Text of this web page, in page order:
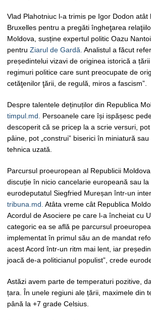
Vlad Plahotniuc l-a trimis pe Igor Dodon atât
Bruxelles pentru a pregăti îngheţarea
Moldova, susține expertul politic Oazu
pentru Ziarul de Gardă. Analistul a făcut
președintelui vizavi de originea istorică a
regimuri politice care sunt preocupate de
cetăţenilor ţării, de regulă, miros a fascism”.
Despre talentele deținuților din Republica
timpul.md.
Persoanele care își ispășesc
descoperit că se pricep la a scrie versuri,
pâine, pot „construi” biserici în miniatură
tehnica uzată.
Parcursul proeuropean al Republicii
discuție în nicio cancelarie europeană sau la
eurodeputatul Siegfried Mureșan într-un
tribuna.md. Atâta vreme cât Republica
Acordul de Asociere pe care l-a încheiat cu
categoric ea se află pe parcursul
implementat în primul său an de mandat
acest Acord într-un ritm mai lent, iar
joacă de-a politicianul populist”, crede
Astăzi avem parte de temperaturi pozitive,
țara. În unele regiuni ale țării, maximele din
până la +7 grade Celsius.